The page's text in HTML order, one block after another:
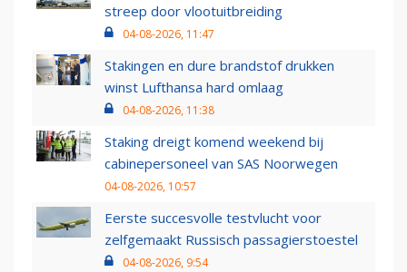
streep door vlootuitbreiding
04-08-2026, 11:47
Stakingen en dure brandstof drukken
winst Lufthansa hard omlaag
04-08-2026, 11:38
Staking dreigt komend weekend bij
cabinepersoneel van SAS Noorwegen
04-08-2026, 10:57
Eerste succesvolle testvlucht voor
zelfgemaakt Russisch passagierstoestel
04-08-2026, 9:54